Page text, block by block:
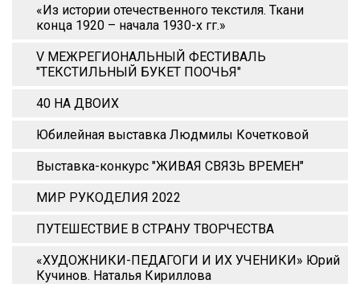
«Из истории отечественного текстиля. Ткани
конца 1920 – начала 1930-х гг.»
V МЕЖРЕГИОНАЛЬНЫЙ ФЕСТИВАЛЬ
"ТЕКСТИЛЬНЫЙ БУКЕТ ПООЧЬЯ"
40 НА ДВОИХ
Юбилейная выставка Людмилы Кочетковой
Выставка-конкурс "ЖИВАЯ СВЯЗЬ ВРЕМЕН"
МИР РУКОДЕЛИЯ 2022
ПУТЕШЕСТВИЕ В СТРАНУ ТВОРЧЕСТВА
«ХУДОЖНИКИ-ПЕДАГОГИ И ИХ УЧЕНИКИ» Юрий
Кучинов. Наталья Кириллова